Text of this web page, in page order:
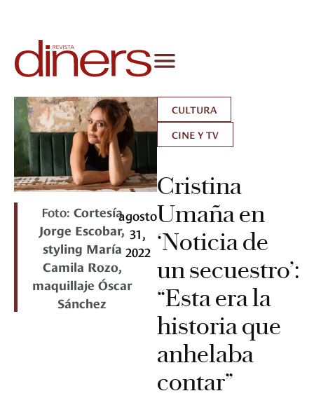
Foto:Cortesía
Jorge Escobar,
styling María
Camila Rozo,
maquillaje Óscar
Sánchez
agosto
31,
2022
CULTURA
CINE Y TV
Cristina
Umaña en
‘Noticia de
un secuestro’:
“Esta era la
historia que
anhelaba
contar”